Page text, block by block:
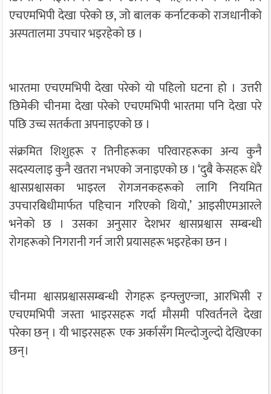
एचएमभिपी देखा परेको छ, जो बालक कर्नाटकको राजधानीको
अस्पतालमा उपचार भइरहेको छ ।
भारतमा एचएमभिपी देखा परेको यो पहिलो घटना हो । उत्तरी
छिमेकी चीनमा देखा परेको एचएमभिपी भारतमा पनि देखा परे
पछि उच्च सतर्कता अपनाइएको छ ।
संक्रमित शिशुहरू र तिनीहरूका परिवारहरूका अन्य कुनै
सदस्यलाइ कुनै खतरा नभएको जनाइएको छ । ‘दुबै केसहरू धेरै
श्वासप्रश्वासका भाइरल रोगजनकहरूको लागि नियमित
उपचारबिधीमार्फत पहिचान गरिएको थियो,’ आइसीएमआरले
भनेको छ । उसका अनुसार देशभर श्वासप्रश्वास सम्बन्धी
रोगहरूको निगरानी गर्न जारी प्रयासहरू भइरहेका छन ।
चीनमा श्वासप्रश्वाससम्बन्धी रोगहरू इन्फ्लुएन्जा, आरभिसी र
एचएमभिपी जस्ता भाइरसहरू गर्दा मौसमी परिवर्तनले देखा
परेका छन् । यी भाइरसहरू एक अर्कासँग मिल्दोजुल्दो देखिएका
छन्।